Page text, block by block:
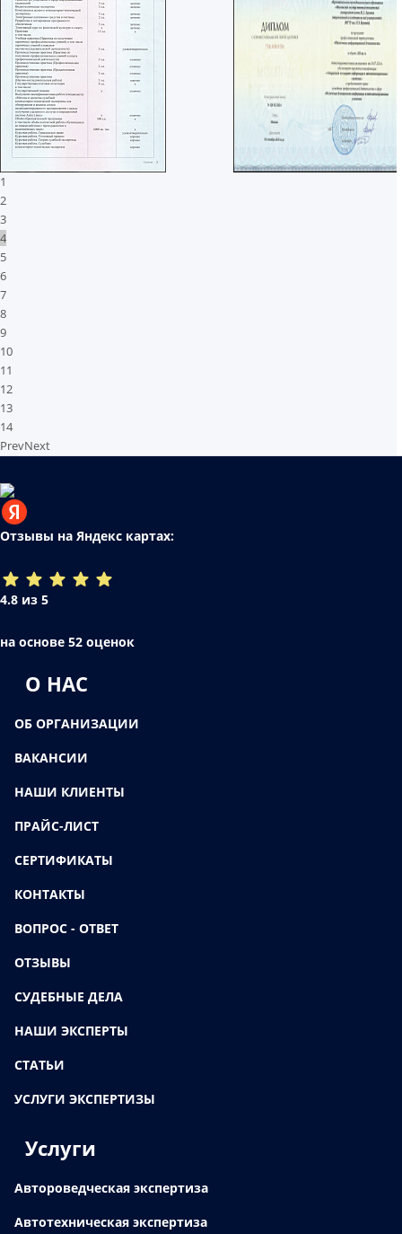
1
2
3
4
5
6
7
8
9
10
11
12
13
14
PrevNext
Отзывы на Яндекс картах:
4.8 из 5
на основе 52 оценок
О НАС
ОБ ОРГАНИЗАЦИИ
ВАКАНСИИ
НАШИ КЛИЕНТЫ
ПРАЙС-ЛИСТ
СЕРТИФИКАТЫ
КОНТАКТЫ
ВОПРОС - ОТВЕТ
ОТЗЫВЫ
СУДЕБНЫЕ ДЕЛА
НАШИ ЭКСПЕРТЫ
СТАТЬИ
УСЛУГИ ЭКСПЕРТИЗЫ
Услуги
Автороведческая экспертиза
Автотехническая экспертиза